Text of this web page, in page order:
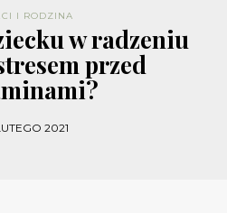
I RODZINA
w radzeniu
przed
2021